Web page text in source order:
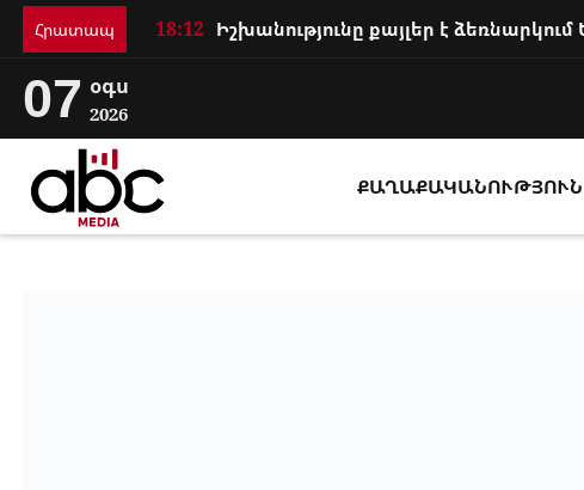
Հրատապ 18:12
07 օգս
2026
ՔԱՂԱՔԱԿԱՆՈՒԹՅՈՒՆ